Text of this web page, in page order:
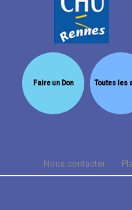
Faire un Don Toutes les
Nous contacter
Cookies et données